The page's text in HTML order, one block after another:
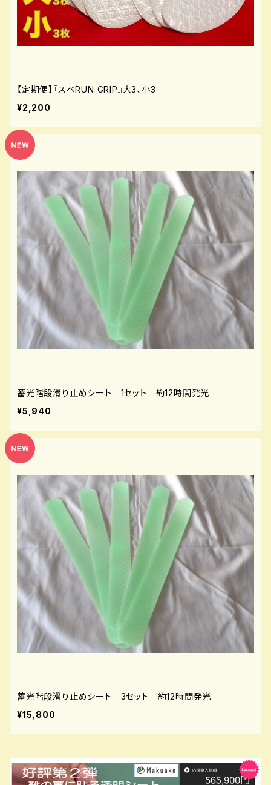
【定期便】『スベRUN GRIP』大3、小3
¥2,200
蓄光階段滑り止めシート 1セット 約12時間発光
¥5,940
蓄光階段滑り止めシート 3セット 約12時間発光
¥15,800